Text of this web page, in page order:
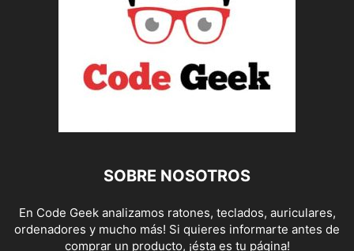
SOBRE NOSOTROS
En Code Geek analizamos ratones, teclados, auriculares,
ordenadores y mucho más! Si quieres informarte antes de
comprar un producto, ¡ésta es tu página!